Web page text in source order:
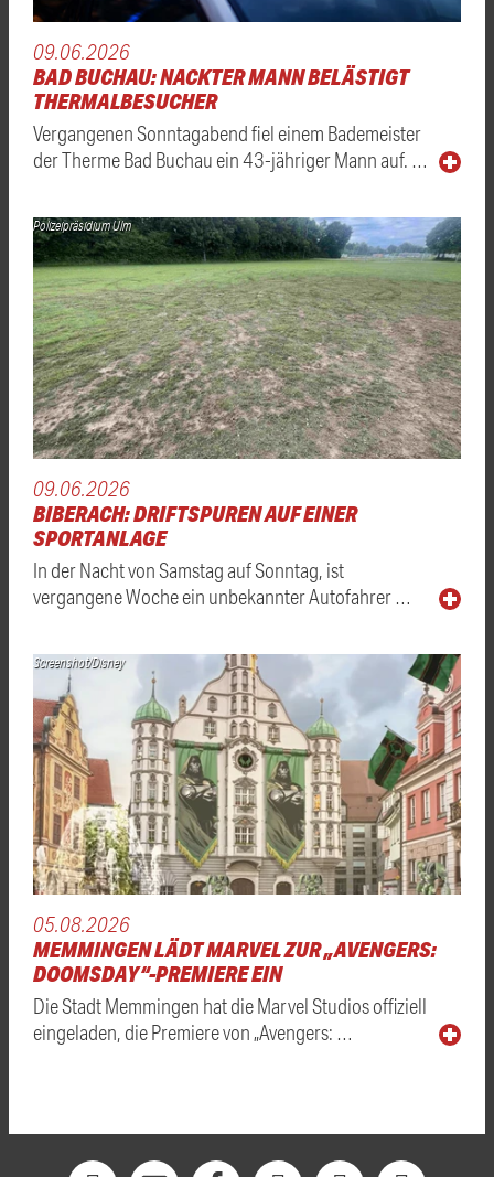
09.06.2026
BAD BUCHAU: NACKTER MANN BELÄSTIGT
THERMALBESUCHER
Vergangenen Sonntagabend fiel einem Bademeister
der Therme Bad Buchau ein 43-jähriger Mann auf. …
Polizeipräsidium Ulm
09.06.2026
BIBERACH: DRIFTSPUREN AUF EINER
SPORTANLAGE
In der Nacht von Samstag auf Sonntag, ist
vergangene Woche ein unbekannter Autofahrer …
Screenshot/Disney
05.08.2026
MEMMINGEN LÄDT MARVEL ZUR „AVENGERS:
DOOMSDAY“-PREMIERE EIN
Die Stadt Memmingen hat die Marvel Studios offiziell
eingeladen, die Premiere von „Avengers: …